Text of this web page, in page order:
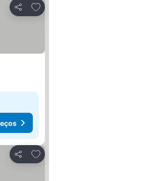
Partilhar
Adicionar aos favoritos
Partilhar
Adicionar aos favoritos